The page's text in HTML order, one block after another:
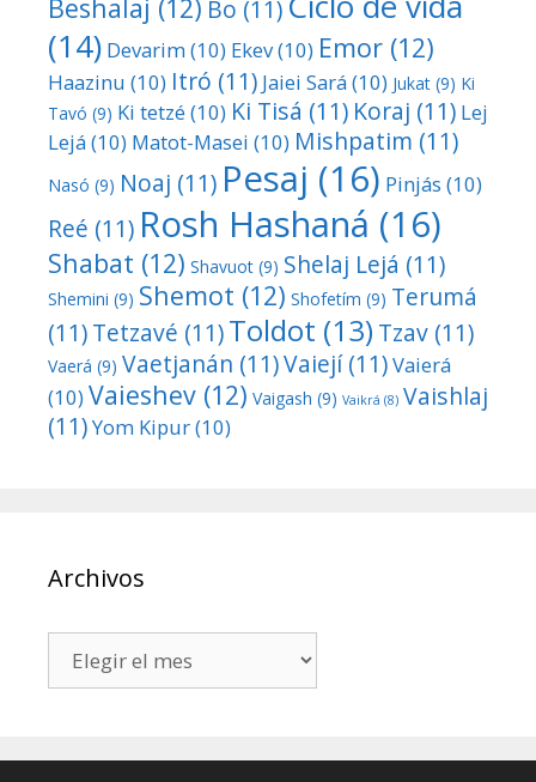
Beshalaj (12) Bo (11)
(14) Devarim(10) Ekev(10) Emor (12)
Haazinu (10) Itró (11) Jaiei Sará(10) Jukat (9) Ki
Tavó (9) Ki tetzé(10) Ki Tisá (11) Koraj (11) Lej
Lejá(10) Matot-Masei (10) Mishpatim (11)
Nasó (9) Noaj (11) Pesaj (16) Pinjás (10)
Reé (11) Rosh Hashaná (16)
Shabat (12) Shavuot (9) Shelaj Lejá (11)
Shemini (9) Shemot (12) Shofetím (9) Terumá
(11)Tetzavé (11)Toldot (13) Tzav (11)
Vaerá (9) Vaetjanán (11)Vaiejí(11)Vaierá
(10) Vaieshev (12) Vaigash (9) Vaikrá (8) Vaishlaj
(11)Yom Kipur(10)
Archivos